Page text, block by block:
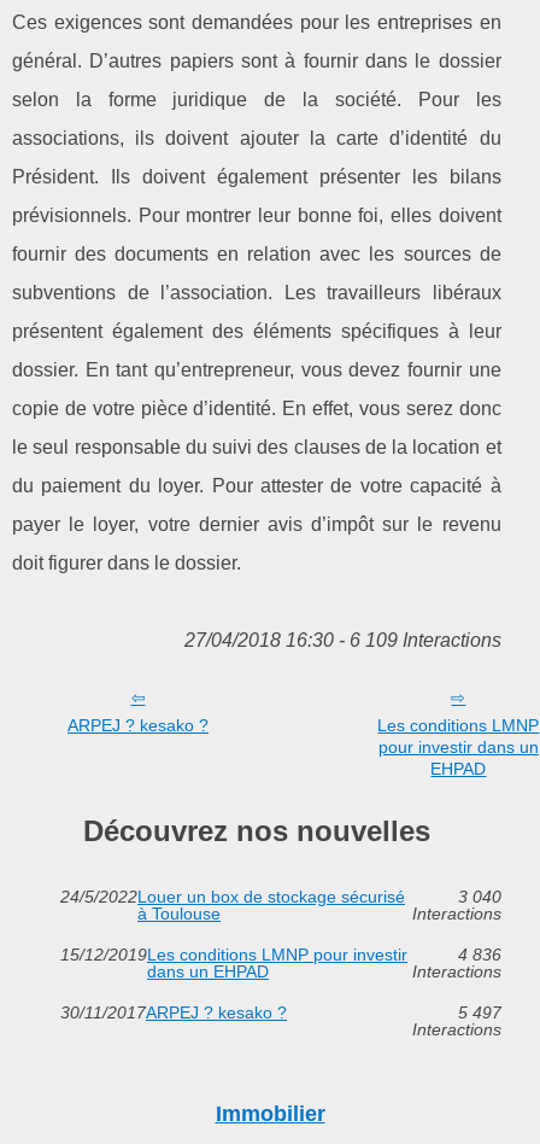
Ces exigences sont demandées pour les entreprises en
général. D’autres papiers sont à fournir dans le dossier
selon la forme juridique de la société. Pour les
associations, ils doivent ajouter la carte d’identité du
Président. Ils doivent également présenter les bilans
prévisionnels. Pour montrer leur bonne foi, elles doivent
fournir des documents en relation avec les sources de
subventions de l’association. Les travailleurs libéraux
présentent également des éléments spécifiques à leur
dossier. En tant qu’entrepreneur, vous devez fournir une
copie de votre pièce d’identité. En effet, vous serez donc
le seul responsable du suivi des clauses de la location et
du paiement du loyer. Pour attester de votre capacité à
payer le loyer, votre dernier avis d’impôt sur le revenu
doit figurer dans le dossier.
27/04/2018 16:30 - 6 109 Interactions
ARPEJ ? kesako ?
Les conditions LMNP
pour investir dans un
EHPAD
Découvrez nos nouvelles
24/5/2022Louer un box de stockage sécurisé
à Toulouse
3 040
Interactions
15/12/2019Les conditions LMNP pour investir
dans un EHPAD
4 836
Interactions
30/11/2017ARPEJ ? kesako ?
5 497
Interactions
Immobilier